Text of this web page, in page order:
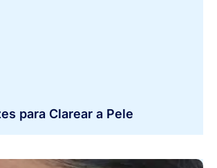
para Clarear a Pele